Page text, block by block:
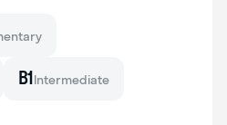
B1Intermediate